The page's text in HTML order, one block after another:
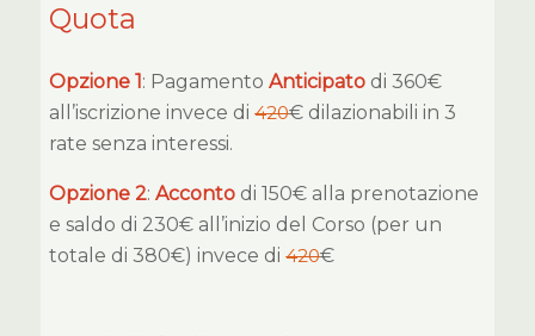
Quota
Opzione 1 : PagamentoAnticipato di 360€
all’iscrizione invece di420€ dilazionabili in 3
rate senza interessi.
Opzione 2:Acconto di 150€ alla prenotazione
e saldo di 230€ all’inizio del Corso (per un
totale di 380€) invece di420€